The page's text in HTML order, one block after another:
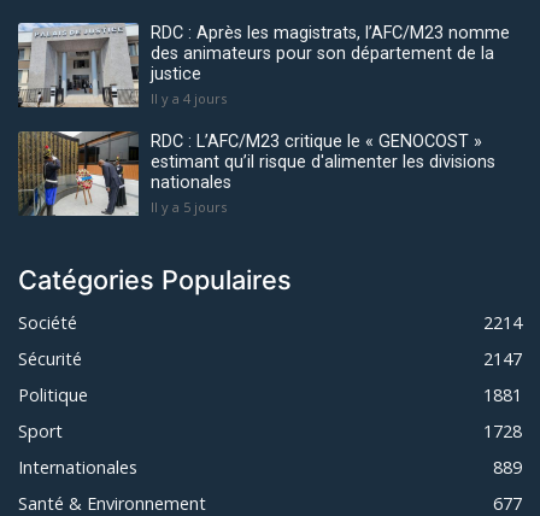
RDC : Après les magistrats, l’AFC/M23 nomme
des animateurs pour son département de la
justice
Il y a 4 jours
RDC : L’AFC/M23 critique le « GENOCOST »
estimant qu’il risque d'alimenter les divisions
nationales
Il y a 5 jours
Catégories Populaires
Société
2214
Sécurité
2147
Politique
1881
Sport
1728
Internationales
889
Santé & Environnement
677